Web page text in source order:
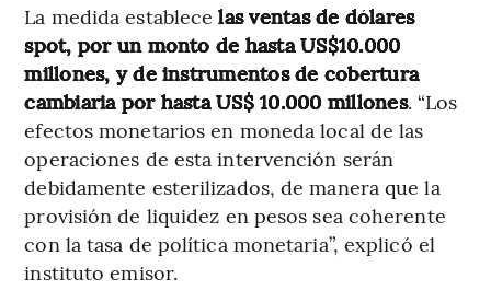
La medida establecelas ventas de dólares
spot, por un monto de hasta US$10.000
millones, y de instrumentos de cobertura
cambiaria por hasta US$ 10.000 millones. “Los
efectos monetarios en moneda local de las
operaciones de esta intervención serán
debidamente esterilizados, de manera que la
provisión de liquidez en pesos sea coherente
con la tasa de política monetaria”, explicó el
instituto emisor.